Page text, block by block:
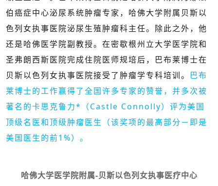
伯癌症中心泌尿系统肿瘤专家，哈佛大学附属贝斯以
色列女执事医院泌尿生殖肿瘤科主任。除此之外，他
还是哈佛医学院副教授。在密歇根州立大学医学院和
圣弗朗西斯医院完成住院医师规培后，巴布莱博士在
贝斯以色列女执事医院接受了肿瘤学专科培训。 巴布
莱博士的工作赢得了全国许多专家的赞誉，并多次被
著名的卡思克鲁力*（Castle Connolly）评为美国
顶级名医和顶级肿瘤医生（该奖项的最高部分－即是
美国医生的前1%）。
哈佛大学医学院附属-贝斯以色列女执事医疗中心